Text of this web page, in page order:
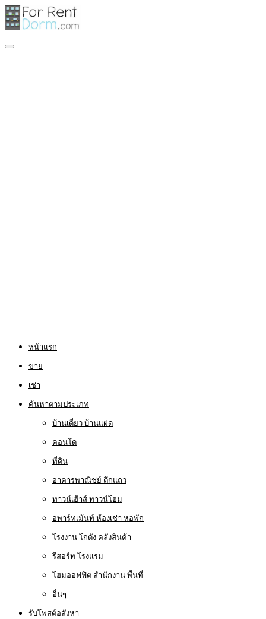
หน้าแรก
ขาย
เช่า
ค้นหาตามประเภท
บ้านเดี่ยว บ้านแฝด
คอนโด
ที่ดิน
อาคารพาณิชย์ ตึกแถว
ทาวน์เฮ้าส์ ทาวน์โฮม
อพาร์ทเม้นท์ ห้องเช่า หอพัก
โรงงาน โกดัง คลังสินค้า
รีสอร์ท โรงแรม
โฮมออฟฟิต สำนักงาน พื้นที่
อื่นๆ
รับโพสต์อสังหา